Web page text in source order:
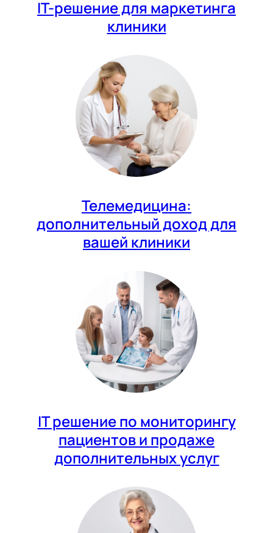
IT-решение для маркетинга
клиники
Телемедицина:
дополнительный доход для
вашей клиники
IT решение по мониторингу
пациентов и продаже
дополнительных услуг